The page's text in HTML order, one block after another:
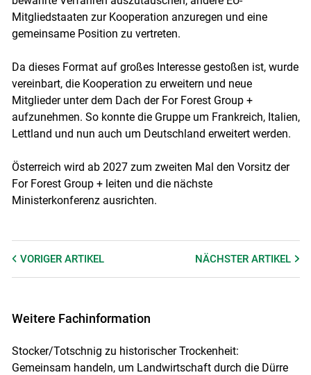
Mitgliedstaaten zur Kooperation anzuregen und eine
gemeinsame Position zu vertreten.
Da dieses Format auf großes Interesse gestoßen ist, wurde
vereinbart, die Kooperation zu erweitern und neue
Mitglieder unter dem Dach der For Forest Group +
aufzunehmen. So konnte die Gruppe um Frankreich, Italien,
Lettland und nun auch um Deutschland erweitert werden.
Österreich wird ab 2027 zum zweiten Mal den Vorsitz der
For Forest Group + leiten und die nächste
Ministerkonferenz ausrichten.
VORIGER ARTIKEL NÄCHSTERARTIKEL
Weitere Fachinformation
Stocker/Totschnig zu historischer Trockenheit:
Gemeinsam handeln, um Landwirtschaft durch die Dürre